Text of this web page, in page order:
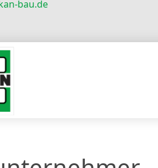
bau.de